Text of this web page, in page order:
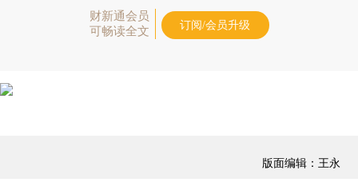
财新通会员
可畅读全文
订阅/会员升级
版面编辑：王永